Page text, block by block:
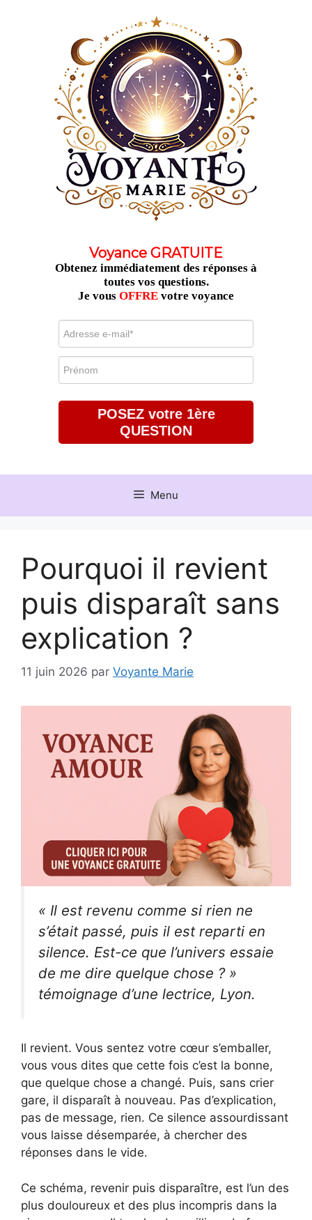
Voyance GRATUITE
Obtenez immédiatement des réponses à
toutes vos questions.
Je vousOFFRE votre voyance
POSEZ votre 1ère
QUESTION
Menu
Pourquoi il revient
puis disparaît sans
explication ?
11 juin 2026 par Voyante Marie
« Il est revenu comme si rien ne
s’était passé, puis il est reparti en
silence. Est-ce que l’univers essaie
de me dire quelque chose ? »
témoignage d’une lectrice, Lyon.
Il revient. Vous sentez votre cœur s’emballer,
vous vous dites que cette fois c’est la bonne,
que quelque chose a changé. Puis, sans crier
gare, il disparaît à nouveau. Pas d’explication,
pas de message, rien. Ce silence assourdissant
vous laisse désemparée, à chercher des
réponses dans le vide.
Ce schéma, revenir puis disparaître, est l’un des
plus douloureux et des plus incompris dans la